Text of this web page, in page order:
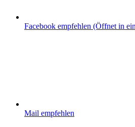
Facebook empfehlen (Öffnet in
Mail empfehlen